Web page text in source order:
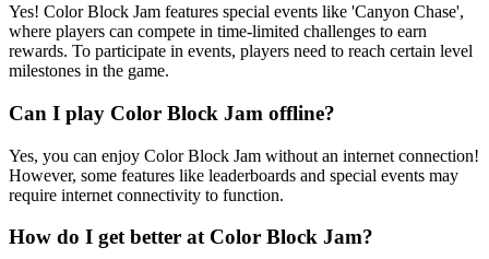
Yes! Color Block Jam features special events like 'Canyon Chase',
where players can compete in time-limited challenges to earn
rewards. To participate in events, players need to reach certain level
milestones in the game.
Can I play Color Block Jam offline?
Yes, you can enjoy Color Block Jam without an internet connection!
However, some features like leaderboards and special events may
require internet connectivity to function.
How do I get better at Color Block Jam?